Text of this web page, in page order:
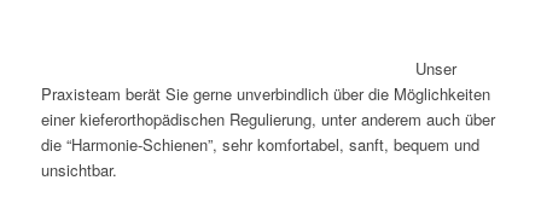
Unser
Praxisteam berät Sie gerne unverbindlich über die Möglichkeiten
einer kieferorthopädischen Regulierung, unter anderem auch über
die “Harmonie-Schienen”, sehr komfortabel, sanft, bequem und
unsichtbar.